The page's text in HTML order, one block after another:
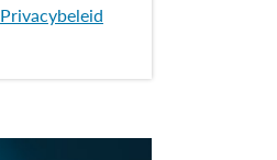
Privacybeleid